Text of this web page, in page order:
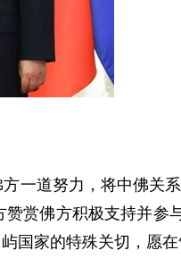
道努力，将中佛关
赏佛方积极支持并参
国家的特殊关切，愿